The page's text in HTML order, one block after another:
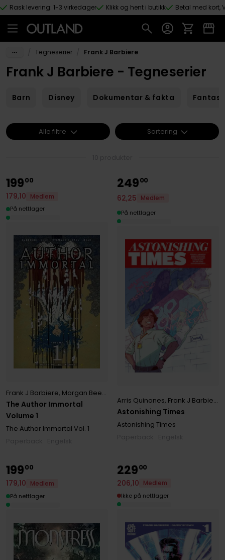
Hopp til hovedinnhold
Rask levering: 1-3 virkedager Klikk og hent i butikk Betal med kort,
Tegneserier Frank J Barbiere
Frank J Barbiere - Tegneserier
Barn Disney Dokumentar & fakta Fantasy
The Author Immortal
Volume 1
Frank J Barbiere, Morgan Beem
The Author Immortal Vol. 1
19900
179,10
Medlem
På nettlager
Astonishing Times
Arris Quinones, Frank J Barbiere
Astonishing Times
24900
62,25
Medlem
På nettlager
19900
179,10
Medlem
På nettlager
22900
206,10
Medlem
Ikke på nettlager
Alle filtre Sortering